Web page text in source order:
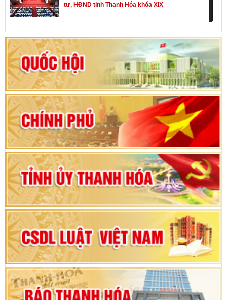
tư, HĐND tỉnh Thanh Hóa khóa XIX
Khai mạc kỳ họp thứ Nhất, Quốc hội khóa XVI
Hướng dẫn quy trình bỏ phiếu bầu cử ĐBQH
khoá XVI và đại biểu HĐND các cấp nhiệm kỳ
2026-2031
80 năm Quốc hội Việt Nam: vì lợi ích Nhân dân,
vì sự phát triển của đất nước
Bộ Chính trị duyệt nội dung Đại hội đại biểu
Đảng bộ tỉnh Thanh Hóa lần thứ XX, nhiệm kỳ
2025 - 2030
Đại hội đại biểu Đảng bộ xã Yên Thọ lần thứ I,
nhiệm kỳ 2025 – 2030
Đại hội Đảng bộ xã Yên Ninh lần thứ nhất,
nhiệm kỳ 2025 - 2030
Khai mạc Kỳ họp bất thường lần thứ 9, Quốc
hội khóa XV